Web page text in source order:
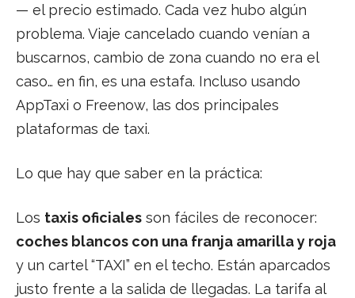
— el precio estimado. Cada vez hubo algún
problema. Viaje cancelado cuando venían a
buscarnos, cambio de zona cuando no era el
caso… en fin, es una estafa. Incluso usando
AppTaxi o Freenow, las dos principales
plataformas de taxi.
Lo que hay que saber en la práctica:
Los taxis oficiales son fáciles de reconocer:
coches blancos con una franja amarilla y roja
y un cartel “TAXI” en el techo. Están aparcados
justo frente a la salida de llegadas. La tarifa al